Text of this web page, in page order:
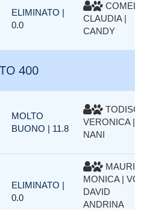
ELIMINATO |
0.0
CLAUDIA |
CANDY
400
MOLTO
BUONO | 11.8
VERONICA |
NANI
ELIMINATO |
0.0
MAURI
MONICA |
DAVID
ANDRINA